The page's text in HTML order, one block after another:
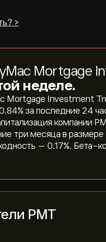
>
Mortgage
неделе.
Mortgage Investment
за последние 24
компании
три месяца в
— 0.17%. Бета-
PMT